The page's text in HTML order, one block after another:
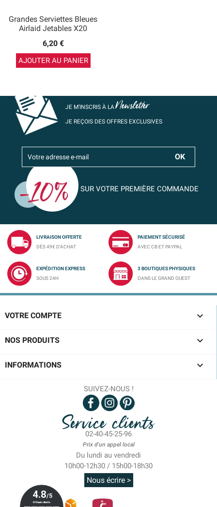
Grandes Serviettes Bleues
Airlaid Jetables X20
6,20 €
AJOUTER AU PANIER
JE M’INSCRIS À LANewsletter
JE REÇOIS DES OFFRES EXCLUSIVES
SUR VOTRE PREMIÈRE COMMANDE
LIVRAISON OFFERTE
DÈS 49€ D'ACHAT
PAIEMENT SÉCURISÉ
AVEC CB ET PAYPAL
EXPÉDITION EXPRESS
SOUS 24H
3 BOUTIQUES PHYSIQUES
DANS LE GRAND OUEST
VOTRE COMPTE 
NOS PRODUITS 
INFORMATIONS 
SUIVEZ-NOUS !
Service clients
02-40-45-25-96
Prix d'un appel local
Du lundi au vendredi
10h00-12h30 / 15h00-18h30
Nous écrire >